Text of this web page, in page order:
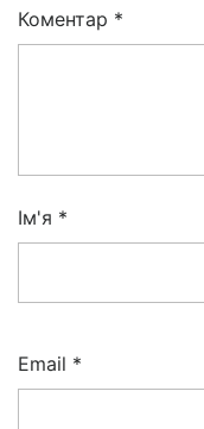
Коментар *
Ім'я *
Email *